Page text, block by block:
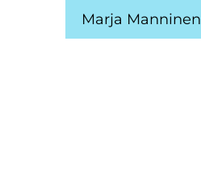
Marja Manninen